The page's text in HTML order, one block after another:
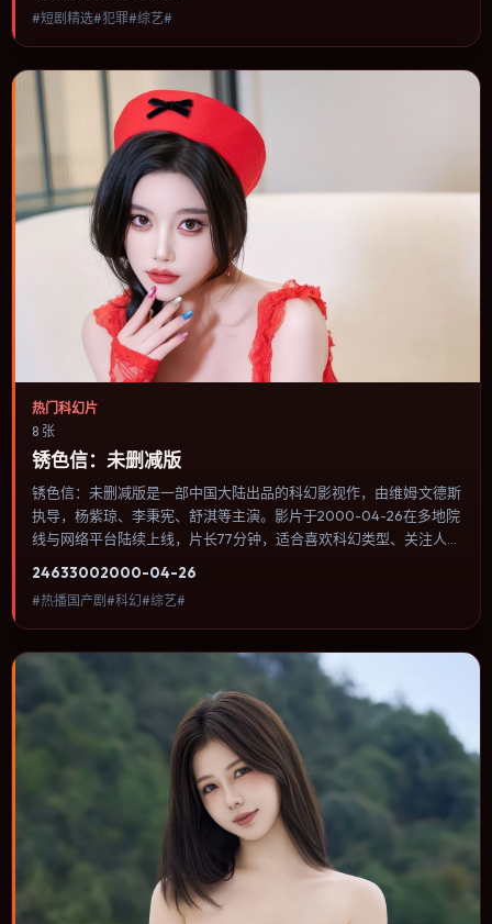
节奏与视听语言统一，可作为休闲观影或类型片补片的选择。
#短剧精选#犯罪#综艺#
热门科幻片
8 张
锈色信：未删减版
锈色信：未删减版是一部中国大陆出品的科幻影视作，由维姆·文德斯
执导，杨紫琼、李秉宪、舒淇等主演。影片于2000-04-26在多地院
线与网络平台陆续上线，片长77分钟，适合喜欢科幻类型、关注人物
与视听语言统一，可作为休闲观影或类型片补片的选择。
24633002000-04-26
#热播国产剧#科幻#综艺#